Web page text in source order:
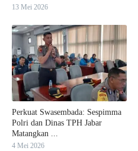
13 Mei 2026
Perkuat Swasembada: Sespimma
Polri dan Dinas TPH Jabar
Matangkan ...
4 Mei 2026